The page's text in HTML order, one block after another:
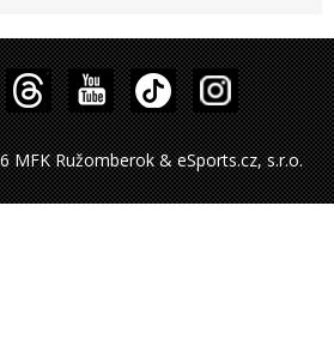
MFK Ružomberok & eSports.cz, s.r.o.